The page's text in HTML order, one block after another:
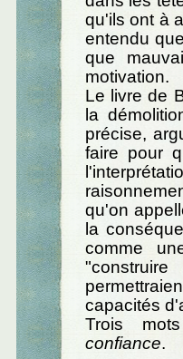
qu'ils ont à
entendu
que
motivation.
Le livre de
la
précise,
faire pour
qu'on
la
comme
capacités
Trois
confiance.